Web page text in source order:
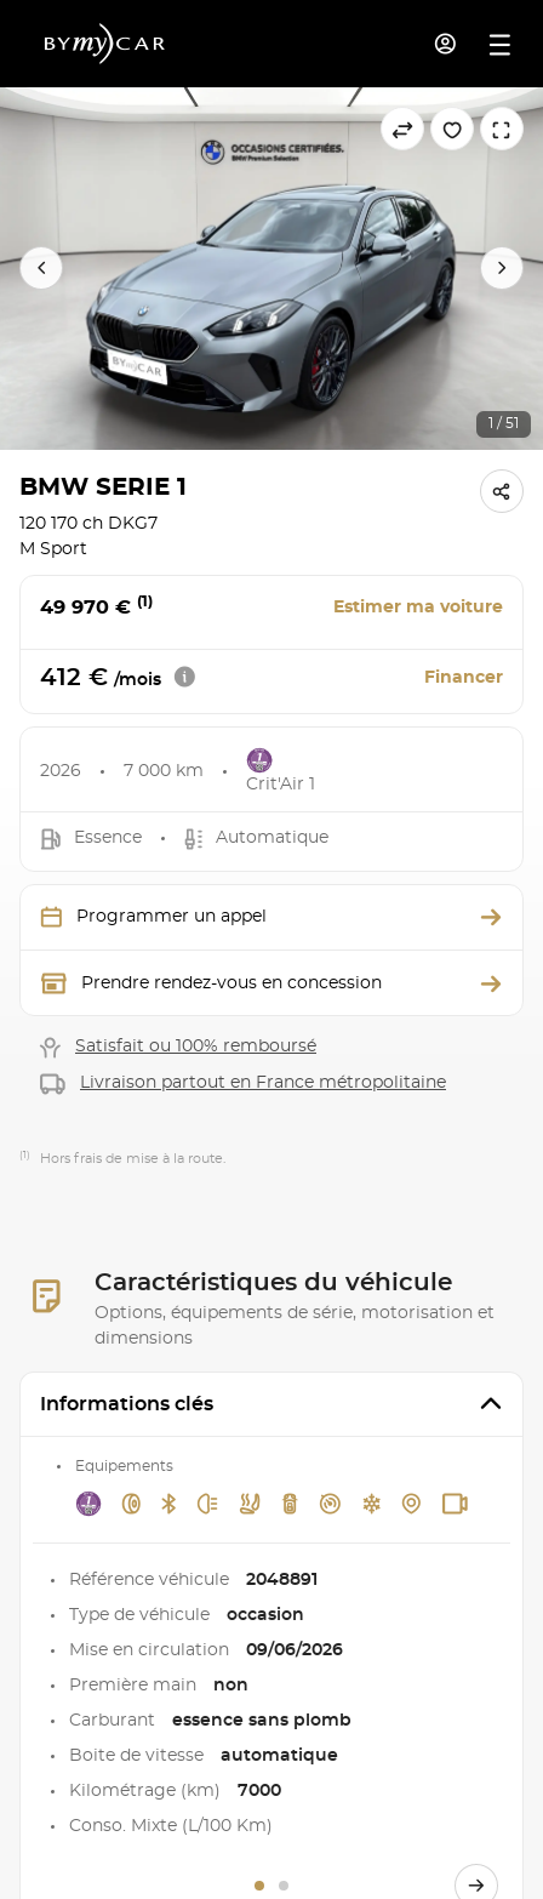
1 / 51
BMW SERIE 1
120 170 ch DKG7
M Sport
49 970 € (1) Estimer ma voiture
412 € /mois Financer
2026 7 000 km
Crit'Air 1
Essence Automatique
Programmer un appel
Prendre rendez-vous en concession
Satisfait ou 100% remboursé
Livraison partout en France métropolitaine
(1) Hors frais de mise à la route.
Caractéristiques du véhicule
Options, équipements de série, motorisation et
dimensions
Informations clés
Equipements
Référence véhicule 2048891
Type de véhicule occasion
Mise en circulation 09/06/2026
Première main non
Carburant essence sans plomb
Boite de vitesse automatique
Kilométrage (km) 7000
Conso. Mixte (L/100 Km)